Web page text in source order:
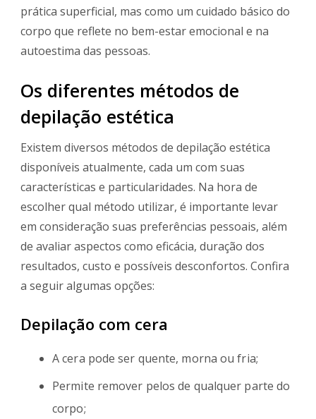
prática superficial, mas como um cuidado básico do
corpo que reflete no bem-estar emocional e na
autoestima das pessoas.
Os diferentes métodos de
depilação estética
Existem diversos métodos de depilação estética
disponíveis atualmente, cada um com suas
características e particularidades. Na hora de
escolher qual método utilizar, é importante levar
em consideração suas preferências pessoais, além
de avaliar aspectos como eficácia, duração dos
resultados, custo e possíveis desconfortos. Confira
a seguir algumas opções:
Depilação com cera
A cera pode ser quente, morna ou fria;
Permite remover pelos de qualquer parte do
corpo;